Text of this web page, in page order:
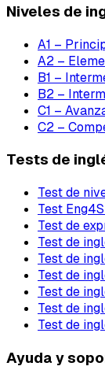
Niveles de
A1 –
A2 –
B1 –
B2 –
C1 –
C2 –
Tests de
Test de
Test
Test de
Test de
Test de
Test de
Test de
Test de
Test de
Ayuda y